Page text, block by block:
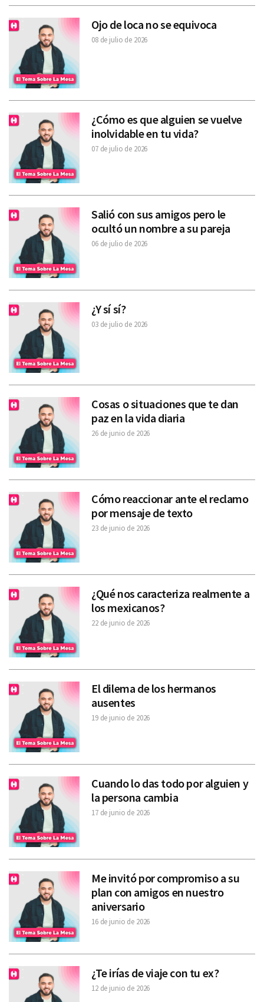
Ojo de loca no se equivoca
08 de julio de 2026
¿Cómo es que alguien se vuelve
inolvidable en tu vida?
07 de julio de 2026
Salió con sus amigos pero le
ocultó un nombre a su pareja
06 de julio de 2026
¿Y sí sí?
03 de julio de 2026
Cosas o situaciones que te dan
paz en la vida diaria
26 de junio de 2026
Cómo reaccionar ante el reclamo
por mensaje de texto
23 de junio de 2026
¿Qué nos caracteriza realmente a
los mexicanos?
22 de junio de 2026
El dilema de los hermanos
ausentes
19 de junio de 2026
Cuando lo das todo por alguien y
la persona cambia
17 de junio de 2026
Me invitó por compromiso a su
plan con amigos en nuestro
aniversario
16 de junio de 2026
¿Te irías de viaje con tu ex?
12 de junio de 2026